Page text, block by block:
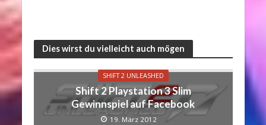
Dies wirst du vielleicht auch mögen
SHIFT 2 UNLEASHED
Shift 2 Playstation 3 Slim
Gewinnspiel auf Facebook
19. März 2012